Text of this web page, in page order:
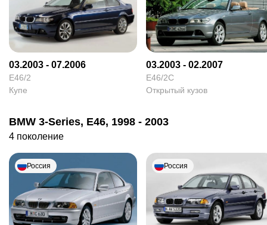
03.2003 - 07.2006
E46/2
Купе
03.2003 - 02.2007
E46/2C
Открытый кузов
BMW 3-Series, E46, 1998 - 2003
4 поколение
Россия Россия